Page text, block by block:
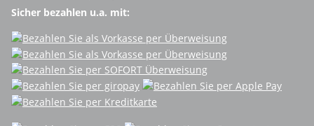
Sicher bezahlen u.a. mit: